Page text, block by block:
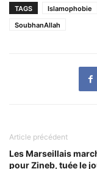
TAGS Islamophobie
SoubhanAllah
Article précédent
Les Marseillais
pour Zineb, tuée le